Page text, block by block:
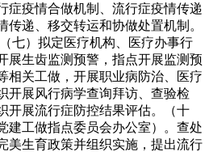
症疫情合做机制、流行症疫情传递
传递、移交转运和协做处置机制。
七）拟定医疗机构、医疗办事行
展生齿监测预警，指点开展监测预
相关工做，开展职业病防治、医疗
开展风行病学查询拜访、查验检
开展流行症防控结果评估。（十
建工做指点委员会办公室）。查处
美生育政策并组织实施，提出流行